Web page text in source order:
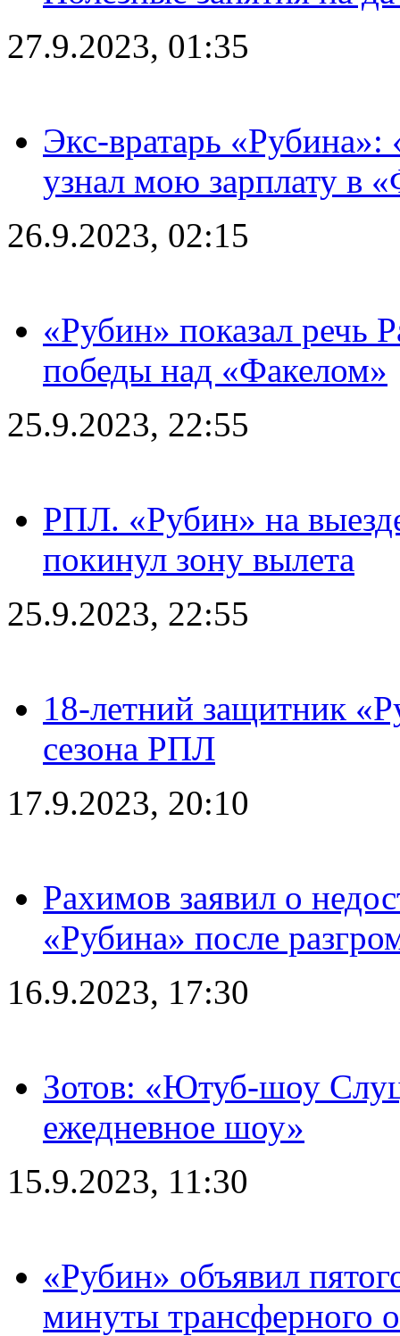
27.9.2023, 01:35
Экс-вратарь «Рубина»:
узнал мою зарплату в
26.9.2023, 02:15
«Рубин» показал речь
победы над «Факелом»
25.9.2023, 22:55
РПЛ. «Рубин» на
покинул зону вылета
25.9.2023, 22:55
18-летний защитник
сезона РПЛ
17.9.2023, 20:10
Рахимов заявил о
«Рубина» после
16.9.2023, 17:30
Зотов: «Ютуб-шоу
ежедневное шоу»
15.9.2023, 11:30
«Рубин» объявил
минуты трансферного